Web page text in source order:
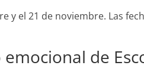
y el 21 de noviembre. Las
de